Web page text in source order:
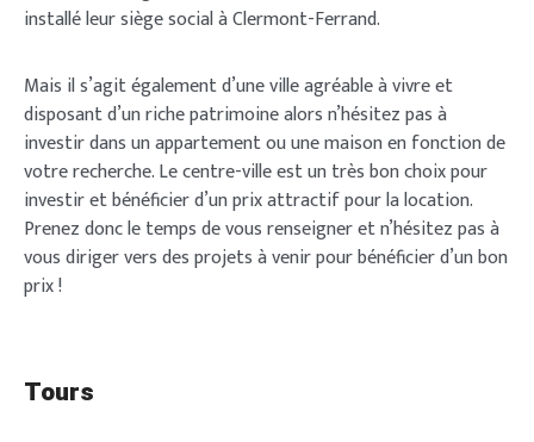
installé leur siège social à Clermont-Ferrand.
Mais il s’agit également d’une ville agréable à vivre et
disposant d’un riche patrimoine alors n’hésitez pas à
investir dans un appartement ou une maison en fonction de
votre recherche. Le centre-ville est un très bon choix pour
investir et bénéficier d’un prix attractif pour la location.
Prenez donc le temps de vous renseigner et n’hésitez pas à
vous diriger vers des projets à venir pour bénéficier d’un bon
prix !
Tours